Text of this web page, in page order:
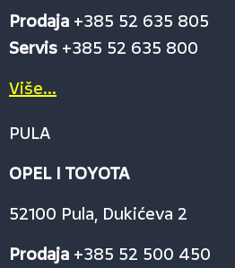
Prodaja +385 52 635 805
Servis +385 52 635 800
Više...
PULA
OPEL I TOYOTA
52100 Pula, Dukićeva 2
Prodaja +385 52 500 450